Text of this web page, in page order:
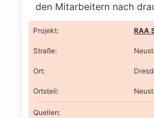
den Mitarbeitern nach
Projekt: RAA
Straße:
Ort:
Ortsteil:
Quellen: